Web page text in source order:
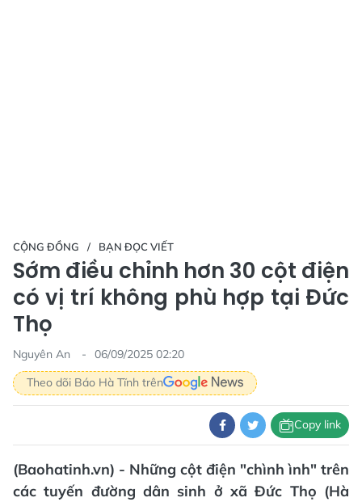
CỘNG ĐỒNG BẠN ĐỌC VIẾT
Sớm điều chỉnh hơn 30 cột điện
có vị trí không phù hợp tại Đức
Thọ
Nguyên An
06/09/2025 02:20
Theo dõi Báo Hà Tĩnh trên
Copy link
(Baohatinh.vn) - Những cột điện "chình ình" trên
các tuyến đường dân sinh ở xã Đức Thọ (Hà